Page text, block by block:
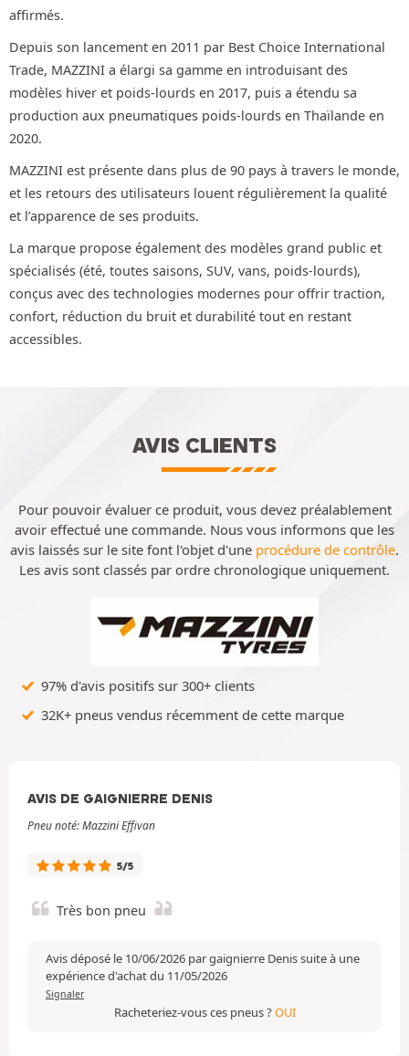
affirmés.
Depuis son lancement en 2011 par Best Choice International
Trade, MAZZINI a élargi sa gamme en introduisant des
modèles hiver et poids-lourds en 2017, puis a étendu sa
production aux pneumatiques poids-lourds en Thaïlande en
2020.
MAZZINI est présente dans plus de 90 pays à travers le monde,
et les retours des utilisateurs louent régulièrement la qualité
et l’apparence de ses produits.
La marque propose également des modèles grand public et
spécialisés (été, toutes saisons, SUV, vans, poids-lourds),
conçus avec des technologies modernes pour offrir traction,
confort, réduction du bruit et durabilité tout en restant
accessibles.
AVIS CLIENTS
Pour pouvoir évaluer ce produit, vous devez préalablement
avoir effectué une commande. Nous vous informons que les
avis laissés sur le site font l'objet d'une procédure de contrôle.
Les avis sont classés par ordre chronologique uniquement.
97% d'avis positifs sur 300+ clients
32K+ pneus vendus récemment de cette marque
AVIS DE GAIGNIERRE DENIS
Pneu noté: Mazzini Effivan
5/5
Très bon pneu
Avis déposé le 10/06/2026 par gaignierre Denis suite à une
expérience d'achat du 11/05/2026
Signaler
Racheteriez-vous ces pneus ?OUI